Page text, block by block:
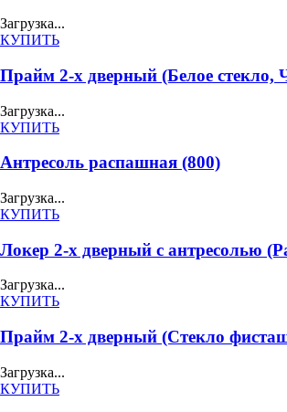
Загрузка...
КУПИТЬ
Прайм 2-х дверный (Белое стекло,
Загрузка...
КУПИТЬ
Антресоль распашная (800)
Загрузка...
КУПИТЬ
Локер 2-х дверный с антресолью
Загрузка...
КУПИТЬ
Прайм 2-х дверный (Стекло
Загрузка...
КУПИТЬ